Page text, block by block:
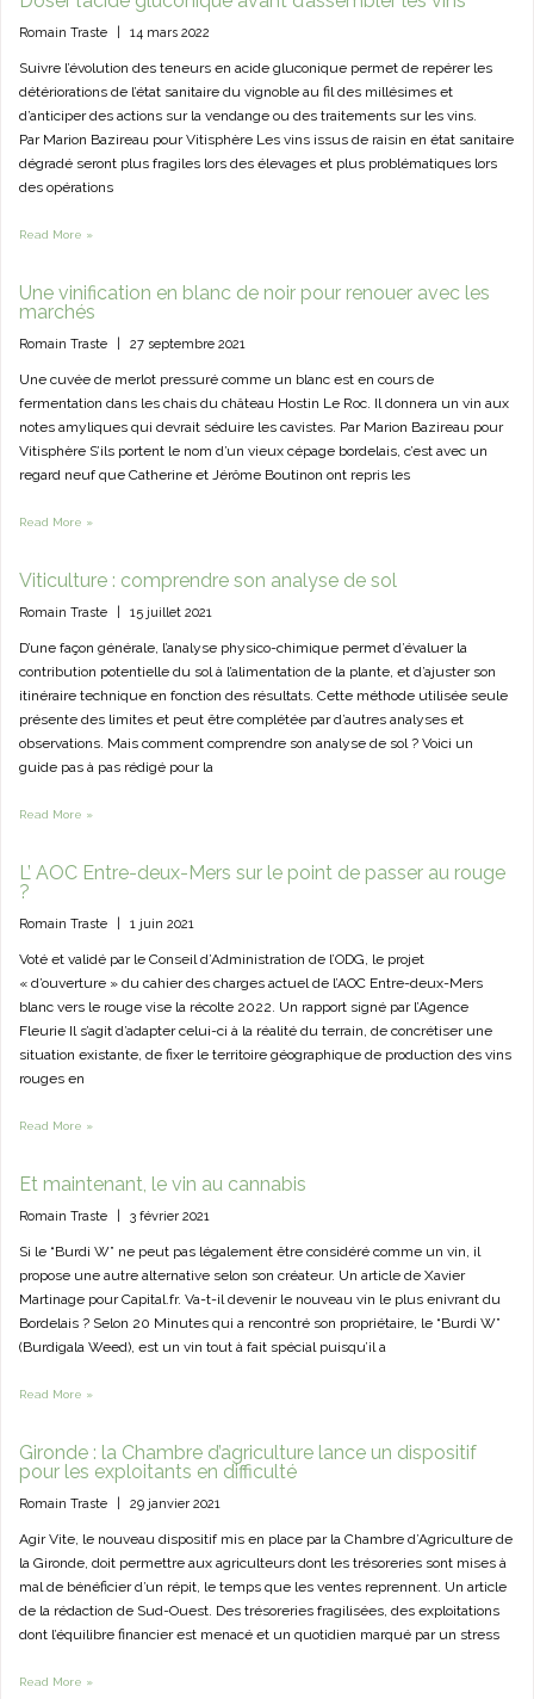
Romain Traste 14 mars 2022
Suivre l’évolution des teneurs en acide gluconique permet de repérer les
détériorations de l’état sanitaire du vignoble au fil des millésimes et
d’anticiper des actions sur la vendange ou des traitements sur les vins.
Par Marion Bazireau pour Vitisphère Les vins issus de raisin en état sanitaire
dégradé seront plus fragiles lors des élevages et plus problématiques lors
des opérations
Read More »
Une vinification en blanc de noir pour renouer avec les
marchés
Romain Traste 27 septembre 2021
Une cuvée de merlot pressuré comme un blanc est en cours de
fermentation dans les chais du château Hostin Le Roc. Il donnera un vin aux
notes amyliques qui devrait séduire les cavistes. Par Marion Bazireau pour
Vitisphère S’ils portent le nom d’un vieux cépage bordelais, c’est avec un
regard neuf que Catherine et Jérôme Boutinon ont repris les
Read More »
Viticulture : comprendre son analyse de sol
Romain Traste 15 juillet 2021
D’une façon générale, l’analyse physico-chimique permet d’évaluer la
contribution potentielle du sol à l’alimentation de la plante, et d’ajuster son
itinéraire technique en fonction des résultats. Cette méthode utilisée seule
présente des limites et peut être complétée par d’autres analyses et
observations. Mais comment comprendre son analyse de sol ? Voici un
guide pas à pas rédigé pour la
Read More »
L’ AOC Entre-deux-Mers sur le point de passer au rouge
?
Romain Traste 1 juin 2021
Voté et validé par le Conseil d’Administration de l’ODG, le projet
« d’ouverture » du cahier des charges actuel de l’AOC Entre-deux-Mers
blanc vers le rouge vise la récolte 2022. Un rapport signé par l’Agence
Fleurie Il s’agit d’adapter celui-ci à la réalité du terrain, de concrétiser une
situation existante, de fixer le territoire géographique de production des vins
rouges en
Read More »
Et maintenant, le vin au cannabis
Romain Traste 3 février 2021
Si le “Burdi W” ne peut pas légalement être considéré comme un vin, il
propose une autre alternative selon son créateur. Un article de Xavier
Martinage pour Capital.fr. Va-t-il devenir le nouveau vin le plus enivrant du
Bordelais ? Selon 20 Minutes qui a rencontré son propriétaire, le “Burdi W”
(Burdigala Weed), est un vin tout à fait spécial puisqu’il a
Read More »
Gironde : la Chambre d’agriculture lance un dispositif
pour les exploitants en difficulté
Romain Traste 29 janvier 2021
Agir Vite, le nouveau dispositif mis en place par la Chambre d’Agriculture de
la Gironde, doit permettre aux agriculteurs dont les trésoreries sont mises à
mal de bénéficier d’un répit, le temps que les ventes reprennent. Un article
de la rédaction de Sud-Ouest. Des trésoreries fragilisées, des exploitations
dont l’équilibre financier est menacé et un quotidien marqué par un stress
Read More »